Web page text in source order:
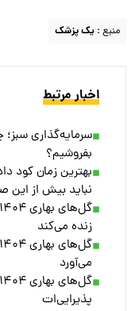
منبع : یک پزشک
اخبار مرتبط
سرمایه‌گذاری
بفروشیم؟
بهترین زمان کود
نباید بیش از این
زنده می‌کند
می‌آورد
پذیرایی‌ات